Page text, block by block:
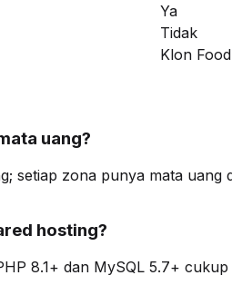
Ya
Tidak
Klon
uang?
setiap zona punya mata
hosting?
8.1+ dan MySQL 5.7+